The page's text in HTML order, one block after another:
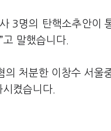
3명의 탄핵소추안이
말했습니다.
의 처분한 이창수 서울
켰습니다.